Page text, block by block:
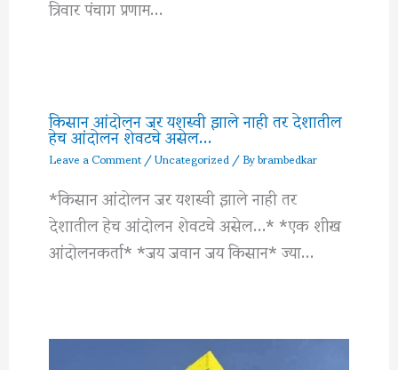
किसान आंदोलन जर यशस्वी झाले नाही तर देशातील
हेच आंदोलन शेवटचे असेल…
Leave a Comment/Uncategorized/ Bybrambedkar
*किसान आंदोलन जर यशस्वी झाले नाही तर
देशातील हेच आंदोलन शेवटचे असेल…* *एक शीख
आंदोलनकर्ता* *जय जवान जय किसान* ज्या…